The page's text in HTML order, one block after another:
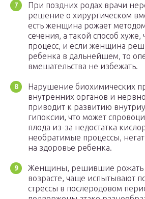
При поздних родах врачи
решение о хирургическом
есть женщина рожает
сечения, а такой способ
процесс, и если женщина
ребенка в дальнейшем, то
вмешательства не избежать.
Нарушение биохимических
внутренних органов и
приводит к развитию
гипоксии, что может
плода из-за недостатка
необратимые процессы,
на здоровье ребенка.
Женщины, решившие рожать
возрасте, чаще испытывают
стрессы в послеродовом